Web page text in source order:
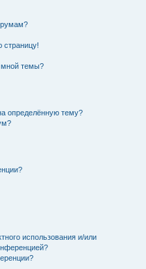
страницу!
мной темы?
определённую тему?
использования и/или